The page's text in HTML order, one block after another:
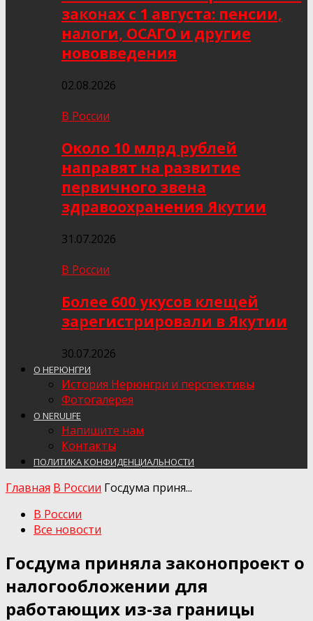
законах с 1 августа: пенсии,
налоги, ОСАГО и другие
нововведения
02.08.2026
В России
Около 10 млрд рублей
направят на развитие
первичного звена
здравоохранения Якутии
31.07.2026
В России
Более 600 укусов клещей
зарегистрировали в Якутии
30.07.2026
О НЕРЮНГРИ
История Нерюнгри и перспективы
Фотогалерея
О NERULIFE
Напишите нам
Контакты
ПОЛИТИКА КОНФИДЕНЦИАЛЬНОСТИ
Главная В России Госдума приня...
В России
Все новости
Госдума приняла законопроект о
налогообложении для
работающих из-за границы